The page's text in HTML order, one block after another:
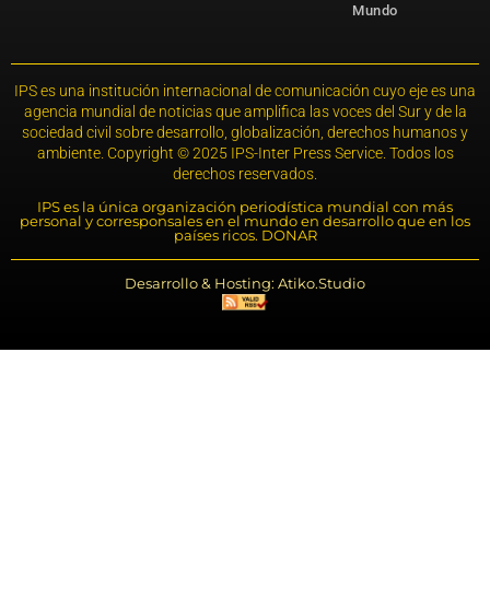
Mundo
IPS es una institución internacional de comunicación cuyo eje es una
agencia mundial de noticias que amplifica las voces del Sur y de la
sociedad civil sobre desarrollo, globalización, derechos humanos y
ambiente. Copyright © 2025 IPS-Inter Press Service. Todos los
derechos reservados.
IPS es la única organización periodística mundial con más
personal y corresponsales en el mundo en desarrollo que en los
países ricos. DONAR
Desarrollo & Hosting: Atiko.Studio